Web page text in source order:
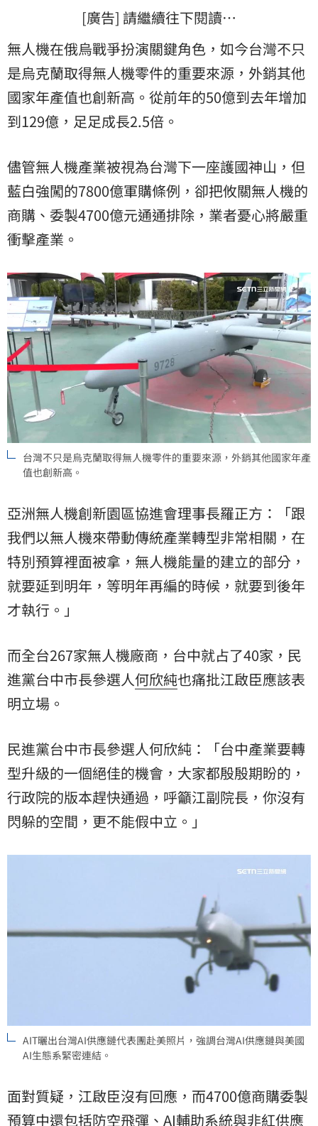
[廣告] 請繼續往下閱讀…
無人機在俄烏戰爭扮演關鍵角色，如今台灣不只
是烏克蘭取得無人機零件的重要來源，外銷其他
國家年產值也創新高。從前年的50億到去年增加
到129億，足足成長2.5倍。
儘管無人機產業被視為台灣下一座護國神山，但
藍白強闖的7800億軍購條例，卻把攸關無人機的
商購、委製4700億元通通排除，業者憂心將嚴重
衝擊產業。
台灣不只是烏克蘭取得無人機零件的重要來源，外銷其他國家年產
值也創新高。
亞洲無人機創新園區協進會理事長羅正方：「跟
我們以無人機來帶動傳統產業轉型非常相關，在
特別預算裡面被拿，無人機能量的建立的部分，
就要延到明年，等明年再編的時候，就要到後年
才執行。」
而全台267家無人機廠商，台中就占了40家，民
進黨台中市長參選人何欣純也痛批江啟臣應該表
明立場。
民進黨台中市長參選人何欣純：「台中產業要轉
型升級的一個絕佳的機會，大家都殷殷期盼的，
行政院的版本趕快通過，呼籲江副院長，你沒有
閃躲的空間，更不能假中立。」
AIT曬出台灣AI供應鏈代表團赴美照片，強調台灣AI供應鏈與美國
AI生態系緊密連結。
面對質疑，江啟臣沒有回應，而4700億商購委製
預算中還包括防空飛彈、AI輔助系統與非紅供應